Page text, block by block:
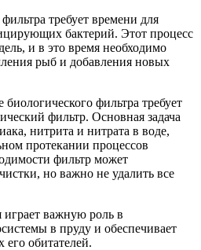
требует времени для
бактерий. Этот процесс
и в это время необходимо
рыб и добавления новых
фильтра требует
фильтр. Основная задача
нитрита и нитрата в воде,
протекании процессов
фильтр может
но важно не удалить все
играет важную роль в
в пруду и обеспечивает
его обитателей.